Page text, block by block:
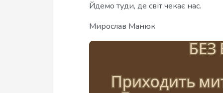
Йдемо туди, де світ чекає нас.
Мирослав Манюк